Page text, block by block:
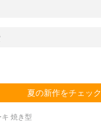
夏の新作をチェック
焼き型